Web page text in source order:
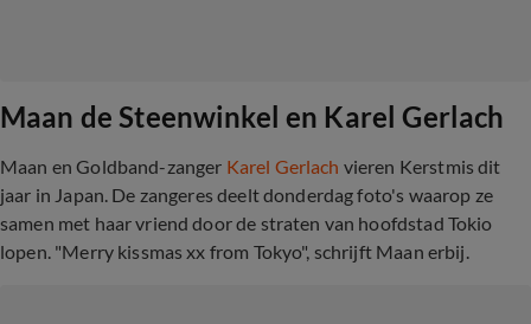
Maan de Steenwinkel en Karel Gerlach
Maan en Goldband-zanger Karel Gerlach vieren Kerstmis dit
jaar in Japan. De zangeres deelt donderdag foto's waarop ze
samen met haar vriend door de straten van hoofdstad Tokio
lopen. "Merry kissmas xx from Tokyo", schrijft Maan erbij.